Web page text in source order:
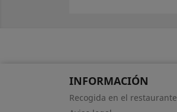
INFORMACIÓN
Recogida en el restaurante